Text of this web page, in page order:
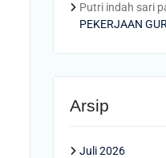
Putri indah sari
PEKERJAAN
Arsip
Juli 2026